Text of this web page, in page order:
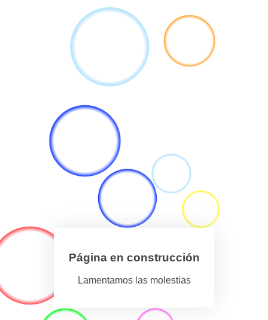
Página en construcción
Lamentamos las molestias